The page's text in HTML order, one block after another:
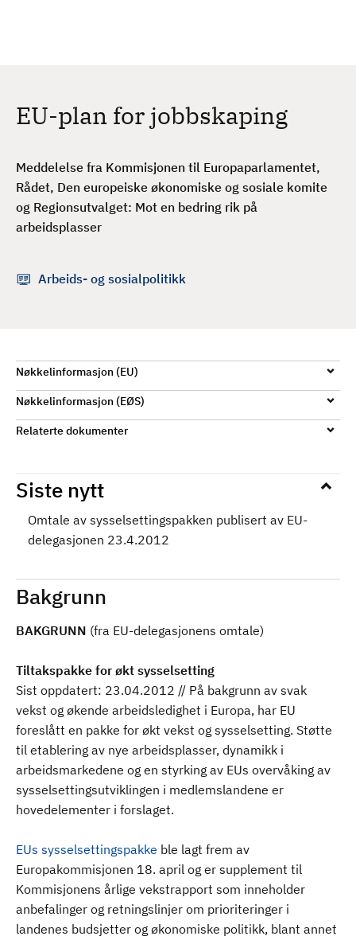
EU-plan for jobbskaping
Meddelelse fra Kommisjonen til Europaparlamentet,
Rådet, Den europeiske økonomiske og sosiale komite
og Regionsutvalget: Mot en bedring rik på
arbeidsplasser
Arbeids- og sosialpolitikk
Nøkkelinformasjon (EU)
Nøkkelinformasjon (EØS)
Relaterte dokumenter
Siste nytt
Omtale av sysselsettingspakken publisert av EU-
delegasjonen 23.4.2012
Bakgrunn
BAKGRUNN (fra EU-delegasjonens omtale)
Tiltakspakke for økt sysselsetting
Sist oppdatert: 23.04.2012 // På bakgrunn av svak
vekst og økende arbeidsledighet i Europa, har EU
foreslått en pakke for økt vekst og sysselsetting. Støtte
til etablering av nye arbeidsplasser, dynamikk i
arbeidsmarkedene og en styrking av EUs overvåking av
sysselsettingsutviklingen i medlemslandene er
hovedelementer i forslaget.
EUs sysselsettingspakke ble lagt frem av
Europakommisjonen 18. april og er supplement til
Kommisjonens årlige vekstrapport som inneholder
anbefalinger og retningslinjer om prioriteringer i
landenes budsjetter og økonomiske politikk, blant annet